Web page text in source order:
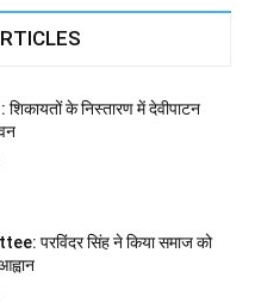
के निस्तारण में देवीपाटन
परविंदर सिंह ने किया समाज को